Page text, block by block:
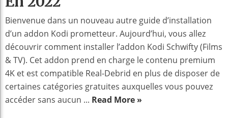
Bienvenue dans un nouveau autre guide d’installation
d’un addon Kodi prometteur. Aujourd’hui, vous allez
découvrir comment installer l’addon Kodi Schwifty (Films
& TV). Cet addon prend en charge le contenu premium
4K et est compatible Real-Debrid en plus de disposer de
certaines catégories gratuites auxquelles vous pouvez
accéder sans aucun ... Read More »